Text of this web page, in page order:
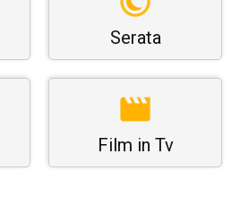
Serata
Film in Tv